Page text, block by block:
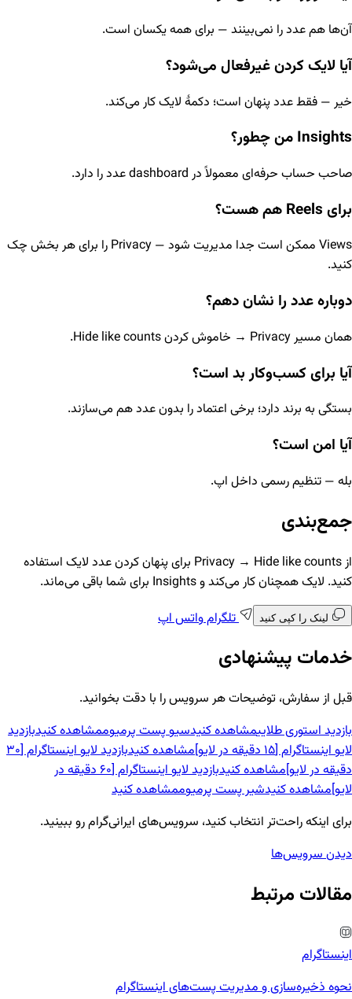
آن‌ها هم عدد را نمی‌بینند — برای همه یکسان است.
آیا لایک کردن غیرفعال می‌شود؟
خیر — فقط عدد پنهان است؛ دکمهٔ لایک کار می‌کند.
Insights من چطور؟
صاحب حساب حرفه‌ای معمولاً در dashboard عدد را دارد.
برای Reels هم هست؟
Views ممکن است جدا مدیریت شود — Privacy را برای هر بخش چک
کنید.
دوباره عدد را نشان دهم؟
همان مسیر Privacy → خاموش کردن Hide like counts.
آیا برای کسب‌وکار بد است؟
بستگی به برند دارد؛ برخی اعتماد را بدون عدد هم می‌سازند.
آیا امن است؟
بله — تنظیم رسمی داخل اپ.
جمع‌بندی
از Privacy → Hide like counts برای پنهان کردن عدد لایک استفاده
کنید. لایک همچنان کار می‌کند و Insights برای شما باقی می‌ماند.
تلگرامواتس اپ
خدمات پیشنهادی
قبل از سفارش، توضیحات هر سرویس را با دقت بخوانید.
بازدید استوری طلاییمشاهده کنیدسیو پست پرمیوممشاهده کنیدبازدید
لایو اینستاگرام [15 دقیقه در لایو]
مشاهده کنید
بازدید لایو اینستاگرام [30
دقیقه در لایو]مشاهده کنید
بازدید لایو اینستاگرام [60 دقیقه در
لایو]مشاهده کنیدشیر پست پرمیوممشاهده کنید
برای اینکه راحت‌تر انتخاب کنید، سرویس‌های ایرانی‌گرام رو ببینید.
دیدن سرویس‌ها
مقالات مرتبط
اینستاگرام
نحوه ذخیره‌سازی و مدیریت پست‌های اینستاگرام